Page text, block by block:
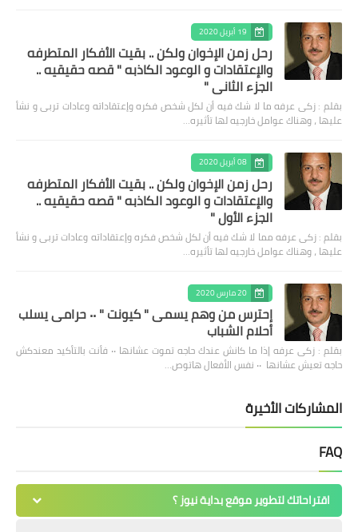
19 أبريل 2020
رحل زمن الإخوان ولكن .. بقيت الأفكار المتطرفه
والإعتقادات و الوعود الكاذبه " قصه حقيقيه ..
الجزء الثاني "
بقلم : زكى عرفه ‎ما لا شك فيه أن لكل شخص فكره وإعتقاداته وعادات تربى و نشأ
عليها ، وهناك عوامل خارجيه لها تأثيره…
08 أبريل 2020
رحل زمن الإخوان ولكن .. بقيت الأفكار المتطرفه
والإعتقادات و الوعود الكاذبه " قصه حقيقيه ..
الجزء الأول "
بقلم : زكى عرفه مما لا شك فيه أن لكل شخص فكره وإعتقاداته وعادات تربى و نشأ
عليها ، وهناك عوامل خارجيه لها تأثيره…
20 مارس 2020
إحترس من وهم يسمى " كيونت " ٠٠ حرامى يسلب
أحلام الشباب
بقلم : زكى عرفه ‎إذا ما كانش عندك حاجه تموت عشانها ٠٠ فأنت بالتأكيد معندكش
حاجه تعيش عشانها ٠٠ نفس الأفعال هاتوص…
المشاركات الأخيرة
FAQ
اقتراحاتك لتطوير موقع بداية نيوز ؟